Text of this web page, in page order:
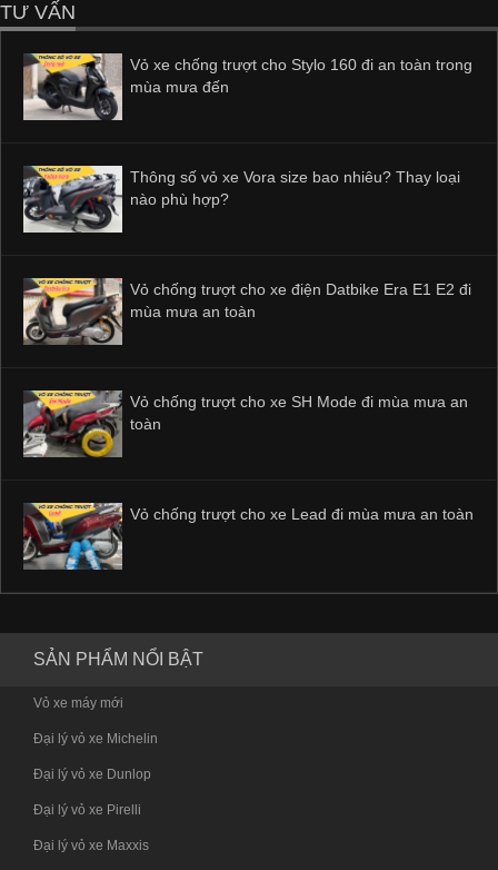
TƯ VẤN
Vỏ xe chống trượt cho Stylo 160 đi an toàn trong
mùa mưa đến
Thông số vỏ xe Vora size bao nhiêu? Thay loại
nào phù hợp?
Vỏ chống trượt cho xe điện Datbike Era E1 E2 đi
mùa mưa an toàn
Vỏ chống trượt cho xe SH Mode đi mùa mưa an
toàn
Vỏ chống trượt cho xe Lead đi mùa mưa an toàn
SẢN PHẨM NỔI BẬT
Vỏ xe máy mới
Đại lý vỏ xe Michelin
Đại lý vỏ xe Dunlop
Đại lý vỏ xe Pirelli
Đại lý vỏ xe Maxxis